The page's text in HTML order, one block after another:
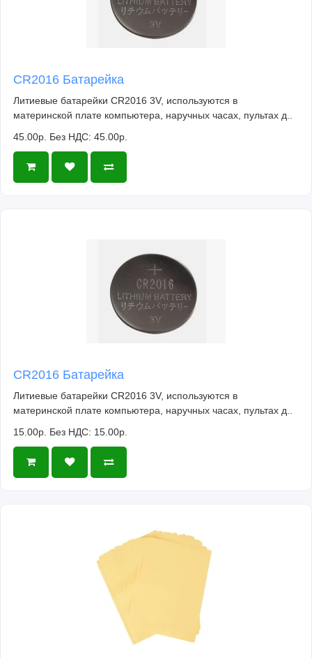
CR2016 Батарейка
Литиевые батарейки CR2016 3V, используются в
материнской плате компьютера, наручных часах, пультах д..
45.00р. Без НДС: 45.00р.
CR2016 Батарейка
Литиевые батарейки CR2016 3V, используются в
материнской плате компьютера, наручных часах, пультах д..
15.00р. Без НДС: 15.00р.